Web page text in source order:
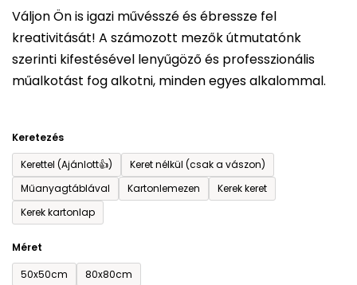
Váljon Ön is igazi művésszé és ébressze fel
kreativitását! A számozott mezők útmutatónk
szerinti kifestésével lenyűgöző és professzionális
műalkotást fog alkotni, minden egyes alkalommal.
Keretezés
Kerettel (Ajánlott👍)
Keret nélkül (csak a vászon)
Műanyagtáblával
Kartonlemezen
Kerek keret
Kerek kartonlap
Méret
50x50cm
80x80cm
ből
0,0
csillag.